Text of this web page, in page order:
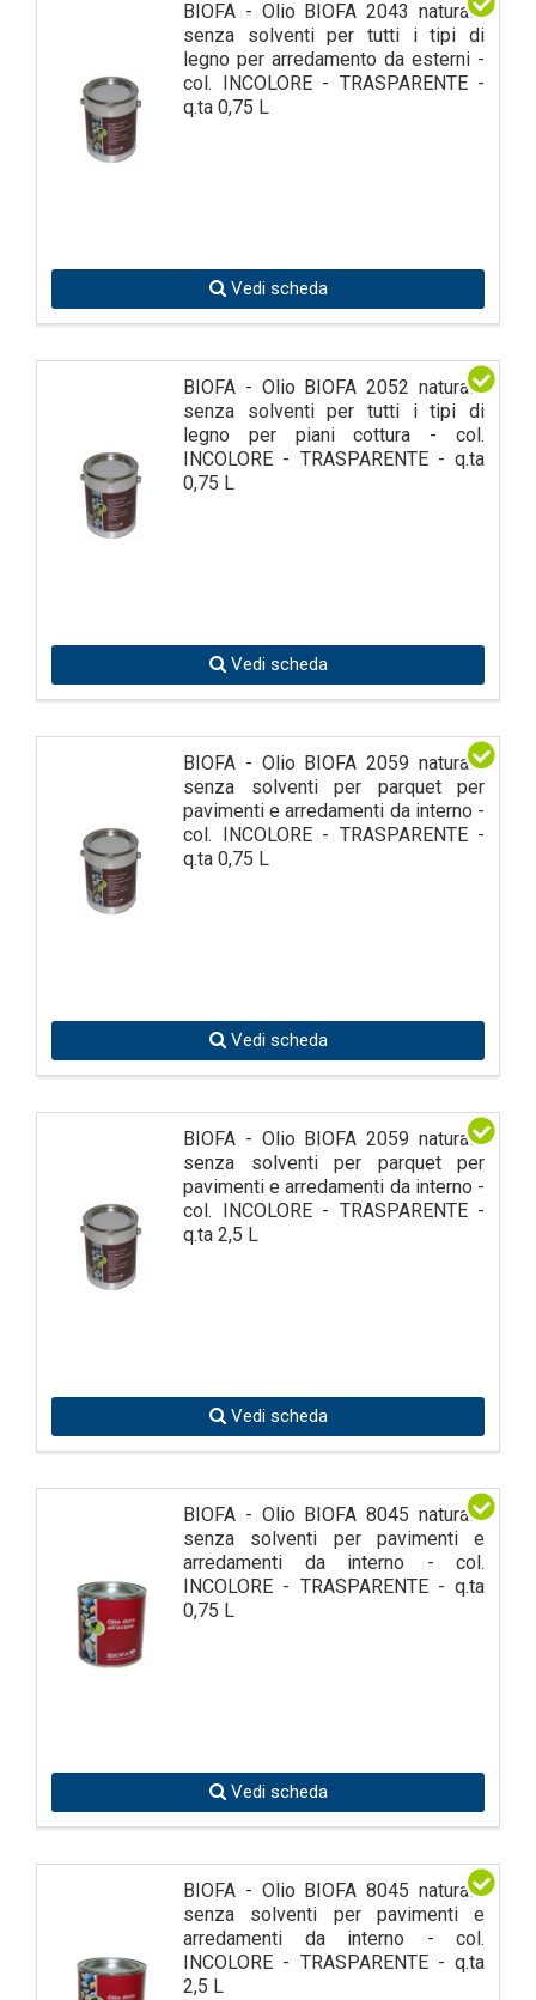
BIOFA - Olio BIOFA 2043 naturale
senza solventi per tutti i tipi di
legno per arredamento da esterni -
col. INCOLORE - TRASPARENTE -
q.ta 0,75 L
Vedi scheda
BIOFA - Olio BIOFA 2052 naturale
senza solventi per tutti i tipi di
legno per piani cottura - col.
INCOLORE - TRASPARENTE - q.ta
0,75 L
Vedi scheda
BIOFA - Olio BIOFA 2059 naturale
senza solventi per parquet per
pavimenti e arredamenti da interno -
col. INCOLORE - TRASPARENTE -
q.ta 0,75 L
Vedi scheda
BIOFA - Olio BIOFA 2059 naturale
senza solventi per parquet per
pavimenti e arredamenti da interno -
col. INCOLORE - TRASPARENTE -
q.ta 2,5 L
Vedi scheda
BIOFA - Olio BIOFA 8045 naturale
senza solventi per pavimenti e
arredamenti da interno - col.
INCOLORE - TRASPARENTE - q.ta
0,75 L
Vedi scheda
BIOFA - Olio BIOFA 8045 naturale
senza solventi per pavimenti e
arredamenti da interno - col.
INCOLORE - TRASPARENTE - q.ta
2,5 L